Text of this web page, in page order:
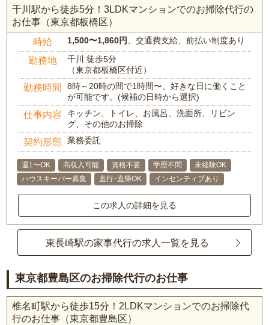
千川駅から徒歩5分！3LDKマンションでのお掃除代行の
お仕事（東京都板橋区）
時給 1,500〜1,860円、交通費支給、前払い制度あり
勤務地
千川 徒歩5分
（東京都板橋区付近）
勤務時間
8時～20時の間で1時間〜、好きな日に働くこと
が可能です。(候補の日時から選択)
仕事内容
キッチン、トイレ、お風呂、洗面所、リビン
グ、その他のお掃除
契約形態 業務委託
週1〜OK 高収入可能 資格不要 学歴不問
未経験OK
ハウスキーパー募集
直行･直帰OK インセンティブあり
この求人の詳細を見る
東長崎駅の家事代行の求人一覧を見る
東京都豊島区のお掃除代行のお仕事
椎名町駅から徒歩15分！2LDKマンションでのお掃除代
行のお仕事（東京都豊島区）